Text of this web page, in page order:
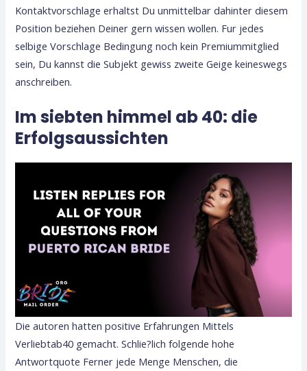
Kontaktvorschlage erhaltst Du unmittelbar dahinter diesem
Position beziehen Deiner gern wissen wollen. Fur jedes
selbige Vorschlage Bedingung noch kein Premiummitglied
sein, Du kannst die Subjekt gewiss zweite Geige keineswegs
anschreiben.
Im siebten himmel ab 40: die
Erfolgsaussichten
Die autoren hatten positive Erfahrungen Mittels
Verliebtab40 gemacht. Schlie?lich folgende hohe
Antwortquote Ferner jede Menge Menschen, die